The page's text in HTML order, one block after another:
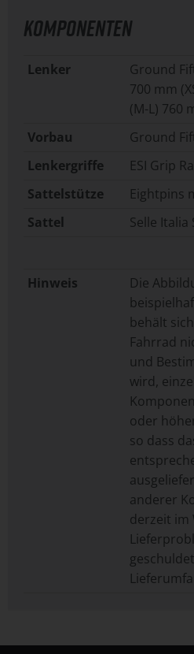
KOMPONENTEN
Lenker
Ground
700 mm
(M-L) 760
Vorbau
Ground
Lenkergriffe
ESI Grip
Sattelstütze
Eightpins
Sattel
Selle Italia
Hinweis
Die
behält
Fahrrad
und
wird,
oder
so dass
anderer
derzeit im